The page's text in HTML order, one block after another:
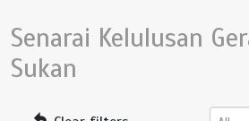
Senarai Kelulusan
Sukan